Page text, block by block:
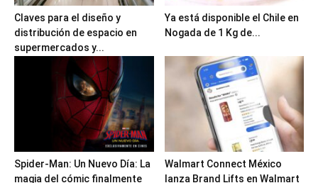
Claves para el diseño y
distribución de espacio en
supermercados y...
Ya está disponible el Chile en
Nogada de 1 Kg de...
Spider-Man: Un Nuevo Día: La
magia del cómic finalmente
Walmart Connect México
lanza Brand Lifts en Walmart